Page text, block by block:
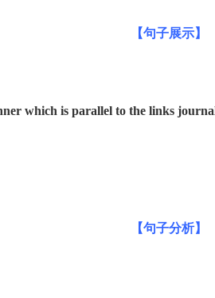
【句子展示】
which is parallel to the links
【句子分析】